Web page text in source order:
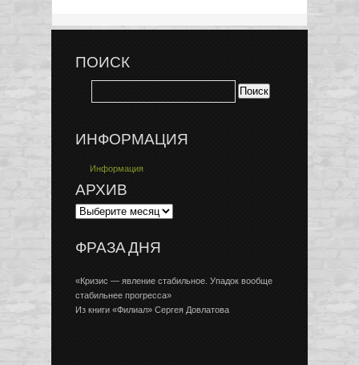
ПОИСК
ИНФОРМАЦИЯ
Информация
АРХИВ
ФРАЗА ДНЯ
«Кризис — явление стабильное. Упадок вообще
стабильнее прогресса»
Из книги «Филиал» Сергея Довлатова